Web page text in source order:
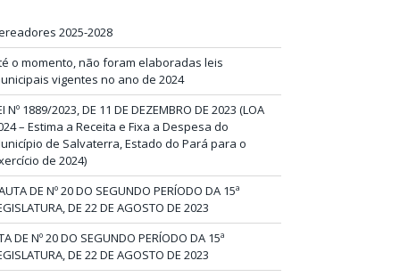
2025-2028
o momento, não foram elaboradas leis
vigentes no ano de 2024
Nº 1889/2023, DE 11 DE DEZEMBRO DE 2023 (LOA
– Estima a Receita e Fixa a Despesa do
de Salvaterra, Estado do Pará para o
de 2024)
DE Nº 20 DO SEGUNDO PERÍODO DA 15ª
DE 22 DE AGOSTO DE 2023
DE Nº 20 DO SEGUNDO PERÍODO DA 15ª
DE 22 DE AGOSTO DE 2023